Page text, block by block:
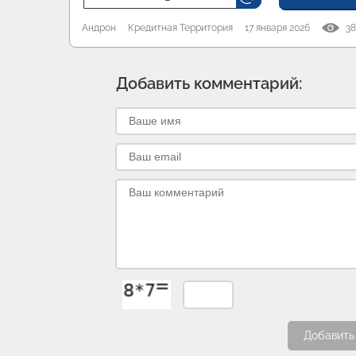
Андрон Кредитная Территория 17 января 2026 38
Добавить комментарий: